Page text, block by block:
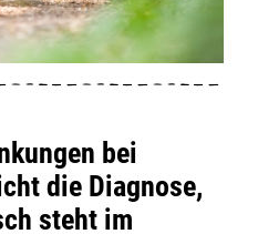
bei
die Diagnose,
steht im